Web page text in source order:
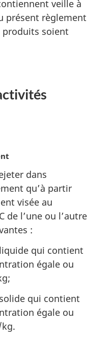
veille à
présent règlement
produits soient
dans
qu’à partir
visée au
de l’une ou l’autre
:
qui contient
égale ou
qui contient
égale ou